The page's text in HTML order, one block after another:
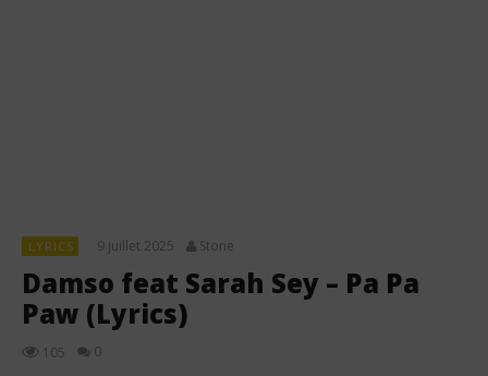
LYRICS 9 juillet 2025 Stone
Damso feat Sarah Sey – Pa Pa
Paw (Lyrics)
105 0